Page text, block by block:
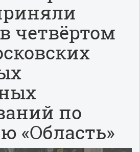
четвёртом
по
«Область»